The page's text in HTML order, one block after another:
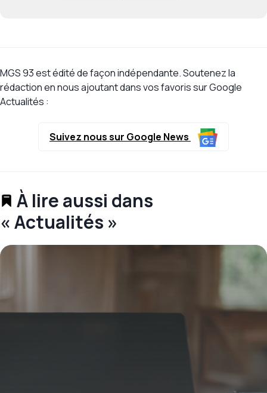
MGS 93 est édité de façon indépendante. Soutenez la
rédaction en nous ajoutant dans vos favoris sur Google
Actualités :
Suivez nous sur Google News
À lire aussi dans
« Actualités »